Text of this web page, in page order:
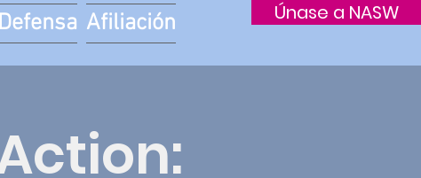
Únase a NASW
Defensa Afiliación